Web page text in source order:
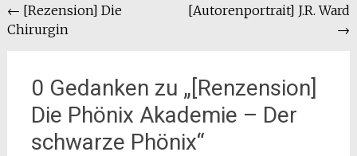
Beitragsnavigation
← [Rezension] Die
Chirurgin
[Autorenportrait] J.R. Ward
→
0 Gedanken zu „[Renzension]
Die Phönix Akademie – Der
schwarze Phönix“